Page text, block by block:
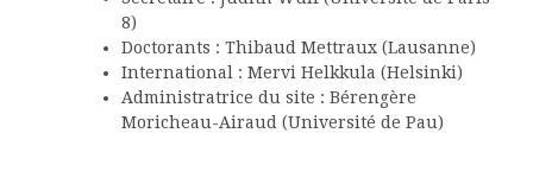
8)
Doctorants : Thibaud Mettraux (Lausanne)
International : Mervi Helkkula (Helsinki)
Administratrice du site : Bérengère
Moricheau-Airaud (Université de Pau)